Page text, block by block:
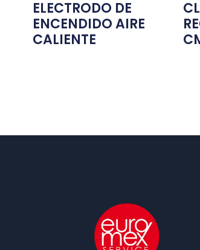
ELECTRODO DE
ENCENDIDO AIRE
CALIENTE